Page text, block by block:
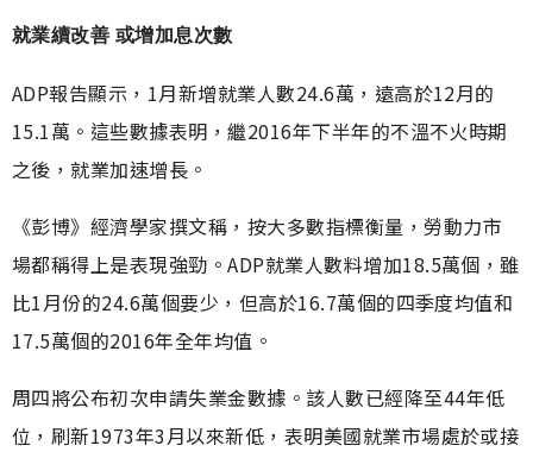
就業續改善 或增加息次數
ADP報告顯示，1月新增就業人數24.6萬，遠高於12月的
15.1萬。這些數據表明，繼2016年下半年的不溫不火時期
之後，就業加速增長。
《彭博》經濟學家撰文稱，按大多數指標衡量，勞動力市
場都稱得上是表現強勁。ADP就業人數料增加18.5萬個，雖
比1月份的24.6萬個要少，但高於16.7萬個的四季度均值和
17.5萬個的2016年全年均值。
周四將公布初次申請失業金數據。該人數已經降至44年低
位，刷新1973年3月以來新低，表明美國就業市場處於或接